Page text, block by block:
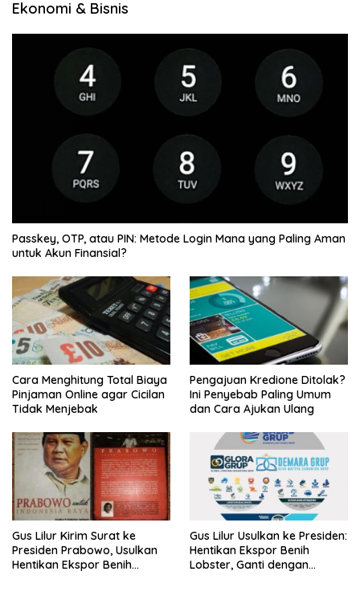
Ekonomi & Bisnis
Passkey, OTP, atau PIN: Metode Login Mana yang Paling Aman
untuk Akun Finansial?
Cara Menghitung Total Biaya
Pinjaman Online agar Cicilan
Tidak Menjebak
Pengajuan Kredione Ditolak?
Ini Penyebab Paling Umum
dan Cara Ajukan Ulang
Gus Lilur Kirim Surat ke
Presiden Prabowo, Usulkan
Hentikan Ekspor Benih
Gus Lilur Usulkan ke Presiden:
Hentikan Ekspor Benih
Lobster, Ganti dengan